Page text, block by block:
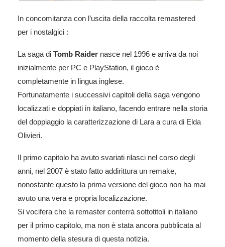
In concomitanza con l’uscita della raccolta remastered
per i nostalgici :
La saga di Tomb Raider nasce nel 1996 e arriva da noi
inizialmente per PC e PlayStation, il gioco è
completamente in lingua inglese.
Fortunatamente i successivi capitoli della saga vengono
localizzati e doppiati in italiano, facendo entrare nella storia
del doppiaggio la caratterizzazione di Lara a cura di Elda
Olivieri.
Il primo capitolo ha avuto svariati rilasci nel corso degli
anni, nel 2007 è stato fatto addirittura un remake,
nonostante questo la prima versione del gioco non ha mai
avuto una vera e propria localizzazione.
Si vocifera che la remaster conterrà sottotitoli in italiano
per il primo capitolo, ma non è stata ancora pubblicata al
momento della stesura di questa notizia.